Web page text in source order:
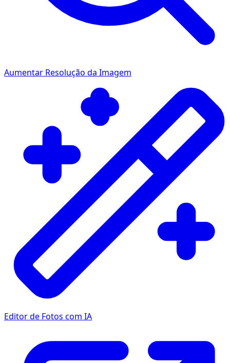
Aumentar Resolução da Imagem
Editor de Fotos com IA